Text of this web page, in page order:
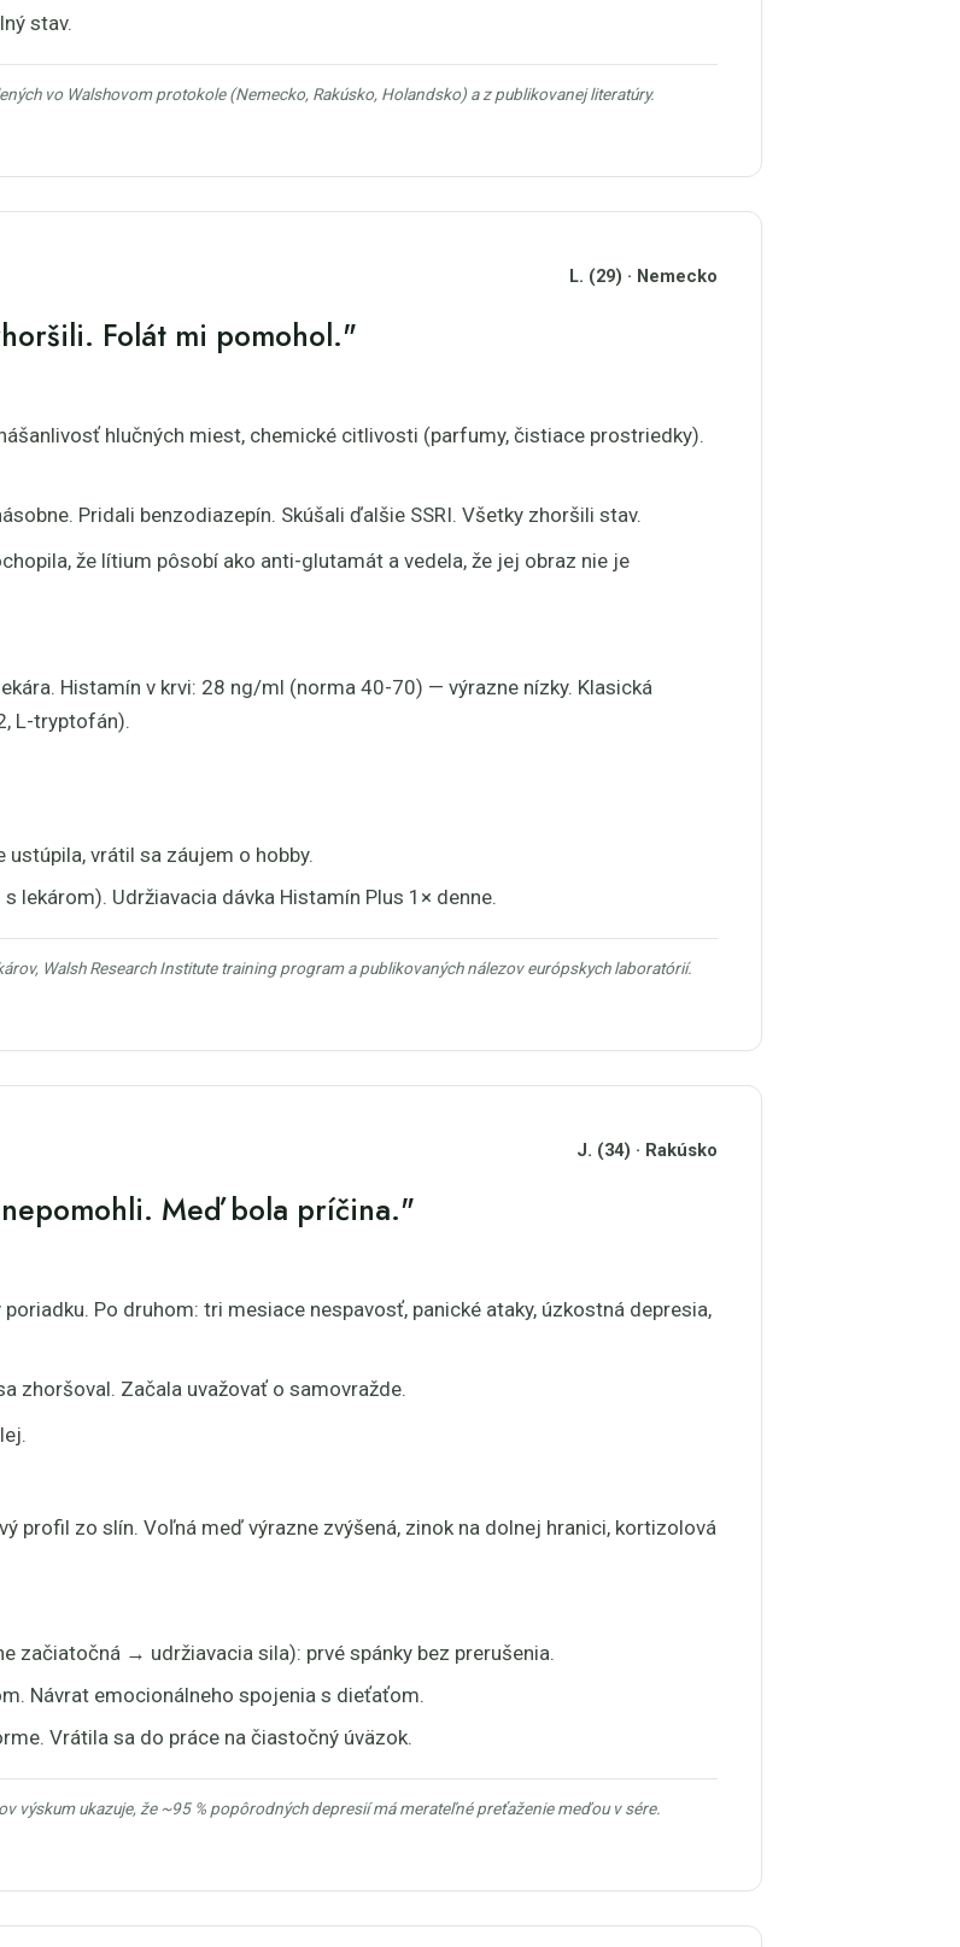
stav.
vo Walshovom protokole (Nemecko, Rakúsko, Holandsko) a z publikovanej literatúry.
L. (29) · Nemecko
Folát mi pomohol."
hlučných miest, chemické citlivosti (parfumy, čistiace prostriedky).
Pridali benzodiazepín. Skúšali ďalšie SSRI. Všetky zhoršili stav.
že lítium pôsobí ako anti-glutamát a vedela, že jej obraz nie je
Histamín v krvi: 28 ng/ml (norma 40-70) — výrazne nízky. Klasická
L-tryptofán).
vrátil sa záujem o hobby.
lekárom). Udržiavacia dávka Histamín Plus 1× denne.
Walsh Research Institute training program a publikovaných nálezov európskych laboratórií.
J. (34) · Rakúsko
Meď bola príčina."
Po druhom: tri mesiace nespavosť, panické ataky, úzkostná depresia,
zhoršoval. Začala uvažovať o samovražde.
profil zo slín. Voľná meď výrazne zvýšená, zinok na dolnej hranici, kortizolová
začiatočná → udržiavacia sila): prvé spánky bez prerušenia.
Návrat emocionálneho spojenia s dieťaťom.
Vrátila sa do práce na čiastočný úväzok.
ukazuje, že ~95 % popôrodných depresií má merateľné preťaženie meďou v sére.